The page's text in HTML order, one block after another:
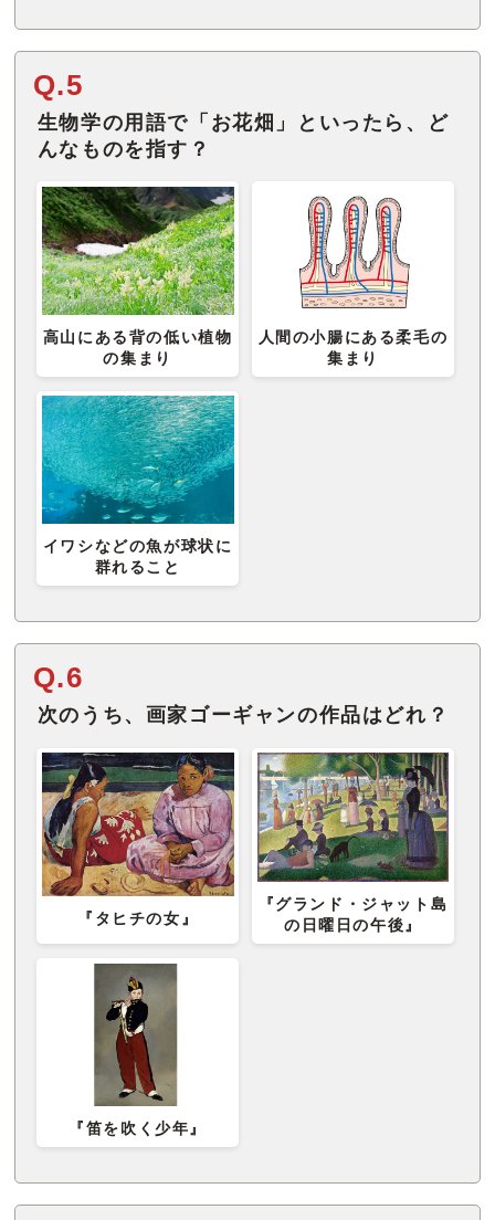
Q.5
生物学の用語で「お花畑」といったら、ど
んなものを指す？
高山にある背の低い植物
の集まり
人間の小腸にある柔毛の
集まり
イワシなどの魚が球状に
群れること
Q.6
次のうち、画家ゴーギャンの作品はどれ？
『タヒチの女』
『グランド・ジャット島
の日曜日の午後』
『笛を吹く少年』